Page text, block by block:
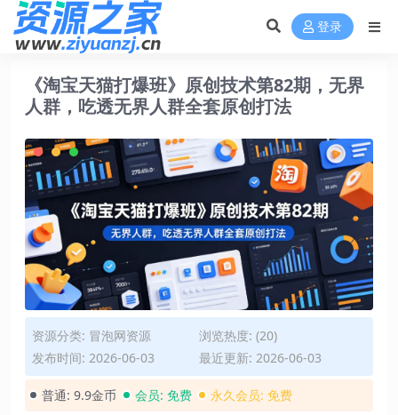
登录
《淘宝天猫打爆班》原创技术第82期，无界
人群，吃透无界人群全套原创打法
资源分类: 冒泡网资源
浏览热度: (20)
发布时间: 2026-06-03
最近更新: 2026-06-03
普通: 9.9金币 会员: 免费 永久会员: 免费